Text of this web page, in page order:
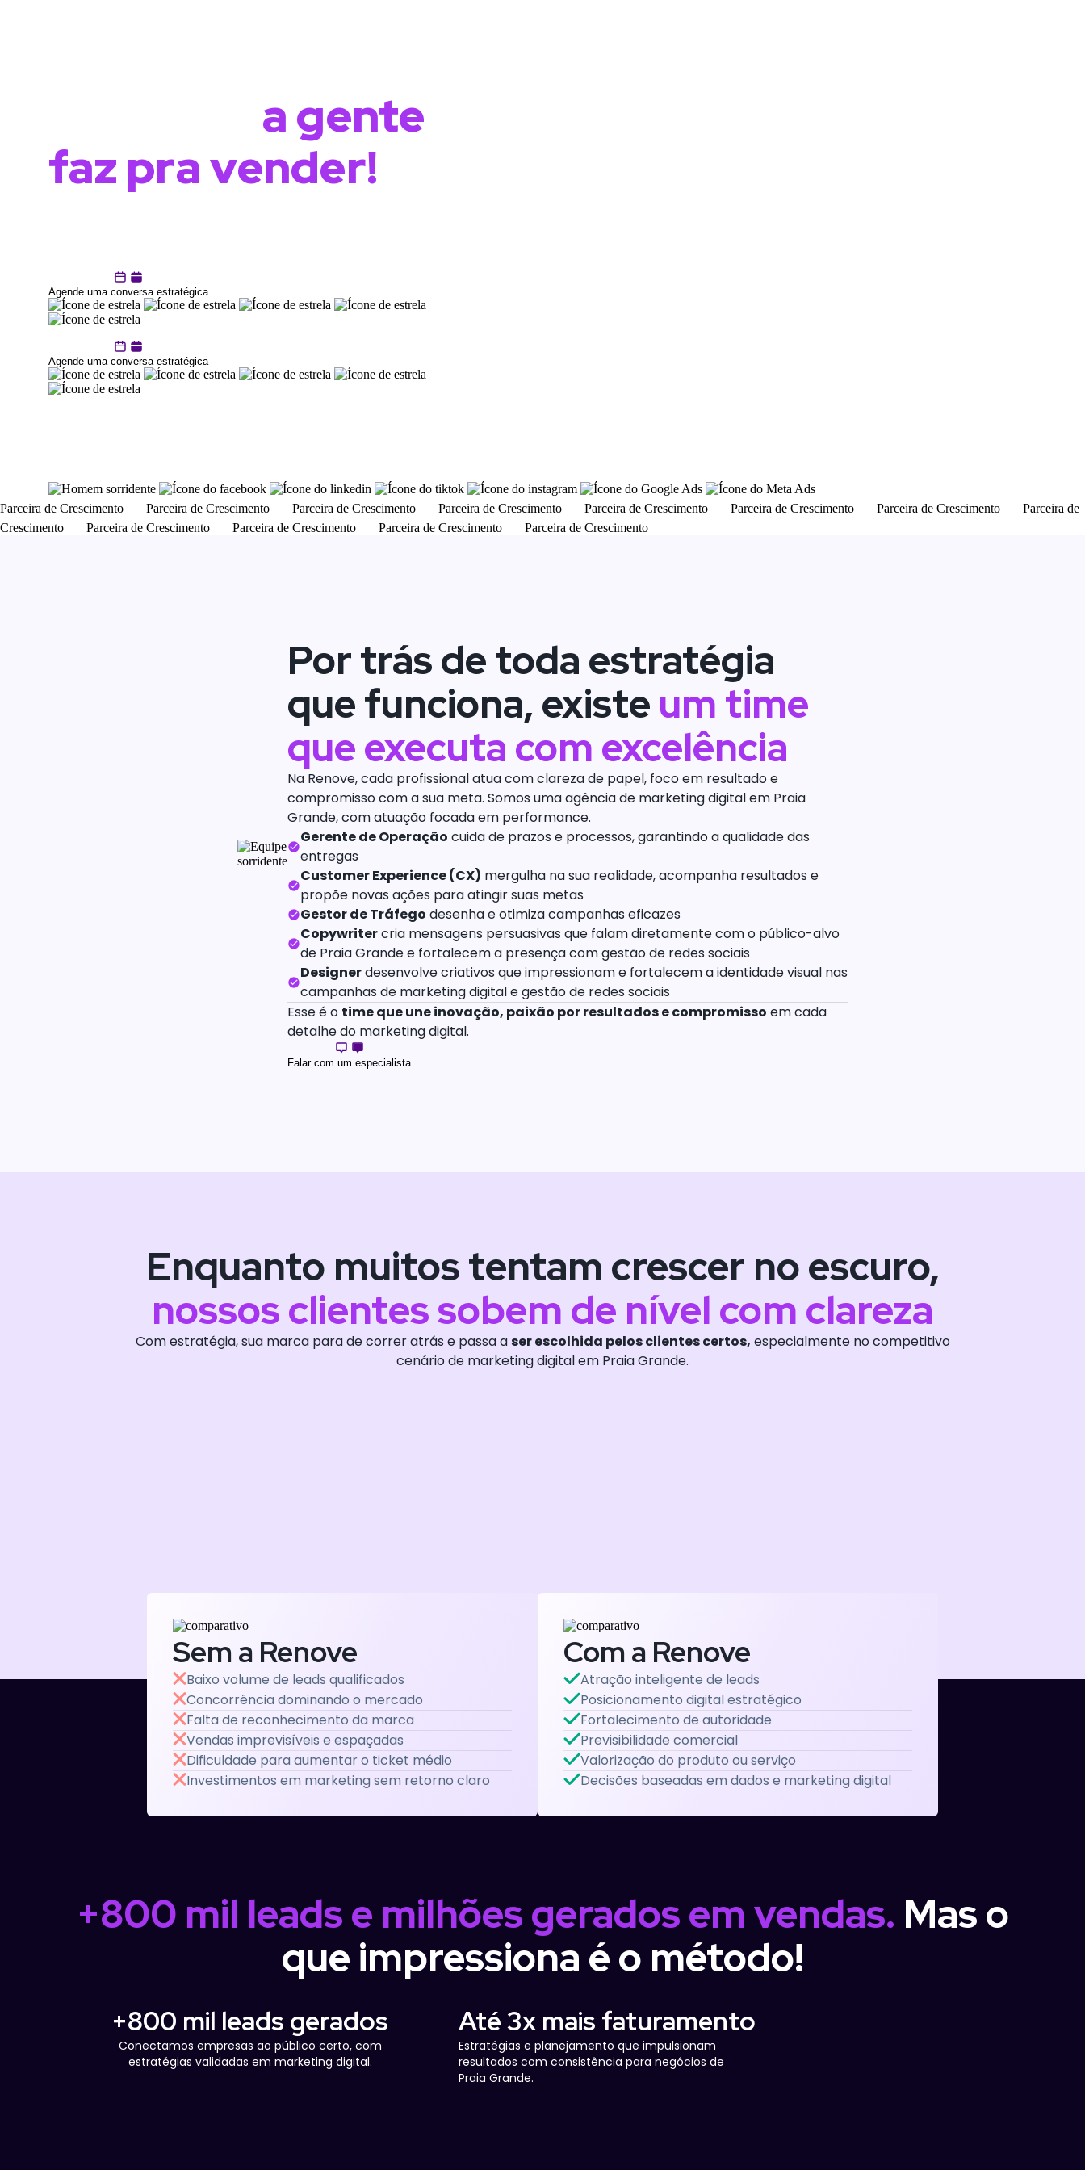
a gente
faz pra vender!
Agende uma conversa estratégica
Agende uma conversa estratégica
Parceira de Crescimento Parceira de Crescimento Parceira de Crescimento Parceira de Crescimento Parceira de Crescimento Parceira de Crescimento Parceira de Crescimento
Parceira de
Crescimento
Parceira de Crescimento Parceira de Crescimento Parceira de Crescimento Parceira de Crescimento
Por trás de toda estratégia
que funciona, existe um time
que executa com excelência
Na Renove, cada profissional atua com clareza de papel, foco em resultado e
compromisso com a sua meta. Somos uma agência de marketing digital em Praia
Grande, com atuação focada em performance.
Gerente de Operação cuida de prazos e processos, garantindo a qualidade das
entregas
Customer Experience (CX) mergulha na sua realidade, acompanha resultados e
propõe novas ações para atingir suas metas
Gestor de Tráfego desenha e otimiza campanhas eficazes
Copywritercria mensagens persuasivas que falam diretamente com o público-alvo
de Praia Grande e fortalecem a presença com gestão de redes sociais
Designerdesenvolve criativos que impressionam e fortalecem a identidade visual nas
campanhas de marketing digital e gestão de redes sociais
Esse é o time que une inovação, paixão por resultados e compromisso em cada
detalhe do marketing digital.
Falar com um especialista
Enquanto muitos tentam crescer no escuro,
nossos clientes sobem de nível com clareza
Com estratégia, sua marca para de correr atrás e passa aser escolhida pelos clientes certos, especialmente no competitivo
cenário de marketing digital em Praia Grande.
Sem a Renove
Baixo volume de leads qualificados
Concorrência dominando o mercado
Falta de reconhecimento da marca
Vendas imprevisíveis e espaçadas
Dificuldade para aumentar o ticket médio
Investimentos em marketing sem retorno claro
Com a Renove
Atração inteligente de leads
Posicionamento digital estratégico
Fortalecimento de autoridade
Previsibilidade comercial
Valorização do produto ou serviço
Decisões baseadas em dados e marketing digital
+800 mil leads e milhões gerados em vendas. Mas o
que impressiona é o método!
+800 mil leads gerados
Conectamos empresas ao público certo, com
estratégias validadas em marketing digital.
Até 3x mais faturamento
Estratégias e planejamento que impulsionam
resultados com consistência para negócios de
Praia Grande.